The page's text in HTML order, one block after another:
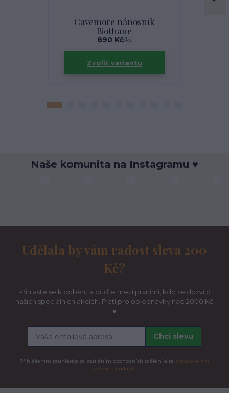
Cavemore nánosník
Biothane
890 Kč/ks
Zvolit variantu
Naše komunita na Instagramu ♥
Udělala by vám radost sleva 200
Kč?
Přihlašte se k odběru a buďte mezi prvními, kdo se dozví o
našich speciálních akcích. Platí pro objednávky nad 2000 Kč
♥
Chci slevu
Přihlášením souhlasíte se zasíláním obchodních sdělení a se zpracováním
osobních údajů.